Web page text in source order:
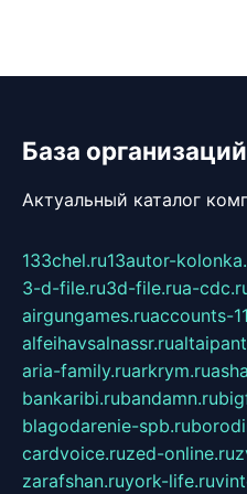
База организаций
Актуальный каталог
133chel.ru13autor-
3-d-file.ru3d-file.rua-
airgungames.ruaccounts-
alfeihavsalnassr.ru
aria-family.ruarkrym.ru
bankaribi.rubandamn.ru
blagodarenie-spb.ru
cardvoice.ruzed-online.ru
zarafshan.ruyork-life.ru